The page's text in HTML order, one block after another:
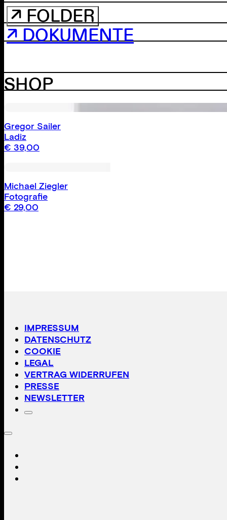
↗ FOLDER
↗ DOKUMENTE
SHOP
Gregor Sailer
Ladiz
€ 39,00
Michael Ziegler
Fotografie
€ 29,00
IMPRESSUM
DATENSCHUTZ
COOKIE
LEGAL
VERTRAG WIDERRUFEN
PRESSE
NEWSLETTER